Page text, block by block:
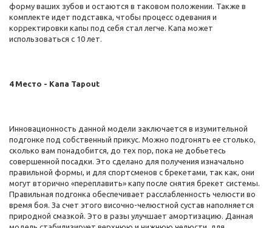
форму ваших зубов и остаются в таковом положении. Также в
комплекте идет подставка, чтобы процесс одевания и
корректировки капы под себя стал легче. Капа может
использоваться с 10 лет.
4 Место - Капа Tapout
Инновационность данной модели заключается в изумительной
подгонке под собственный прикус. Можно подгонять ее столько,
сколько вам понадобится, до тех пор, пока не добьетесь
совершенной посадки. Это сделано для получения изначально
правильной формы, и для спортсменов с брекетами, так как, они
могут вторично «переплавить» капу после снятия брекет системы.
Правильная подгонка обеспечивает расслабленность челюсти во
время боя. За счет этого височно-челюстной сустав наполняется
природной смазкой. Это в разы улучшает амортизацию. Данная